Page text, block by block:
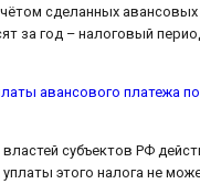
сделанных
за год – налоговый
авансового платежа
субъектов РФ
уплаты этого налога не